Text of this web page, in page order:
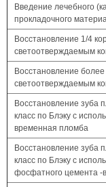
Введение лечебного
прокладочного
Восстановление 1/4
светоотверждаемым
Восстановление
светоотверждаемым
Восстановление зуба
класс по Блэку с
временная пломба
Восстановление зуба
класс по Блэку с
фосфатного цемента -